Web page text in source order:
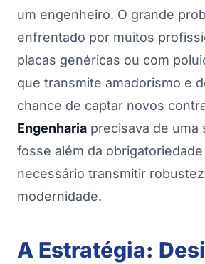
um engenheiro. O grande
enfrentado por muitos
placas genéricas ou com
que transmite amadorismo e
chance de captar novos
Engenharia precisava de uma
fosse além da obrigatoriedade
necessário transmitir
modernidade.
A Estratégia: